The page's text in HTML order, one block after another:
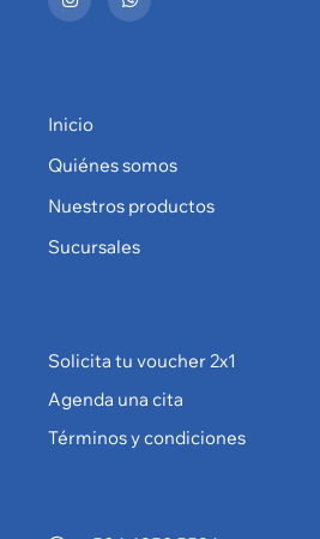
Inicio
Quiénes somos
Nuestros productos
Sucursales
Solicita tu voucher 2x1
Agenda una cita
Términos y condiciones